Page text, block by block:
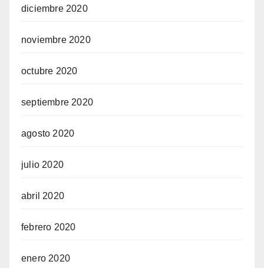
diciembre 2020
noviembre 2020
octubre 2020
septiembre 2020
agosto 2020
julio 2020
abril 2020
febrero 2020
enero 2020